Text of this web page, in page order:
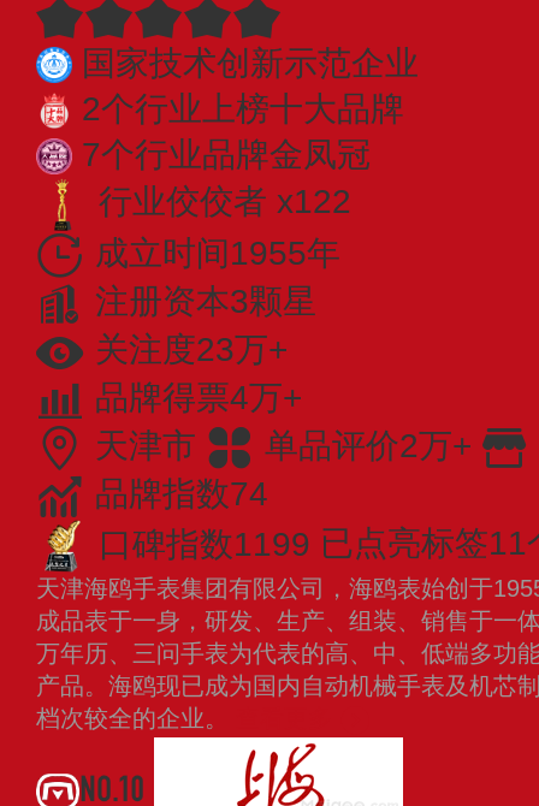
国家技术创新示范企业
2个行业上榜十大品牌
7个行业品牌金凤冠
行业佼佼者 x122
成立时间1955年
注册资本3颗星
关注度23万+
品牌得票4万+
天津市
单品评价2万+
品牌指数74
口碑指数1199 已点亮标签11
天津海鸥手表集团有限公司，海鸥表始创于
成品表于一身，研发、生产、组装、销售于一
万年历、三问手表为代表的高、中、低端多功
产品。海鸥现已成为国内自动机械手表及机芯
档次较全的企业。
NO.10